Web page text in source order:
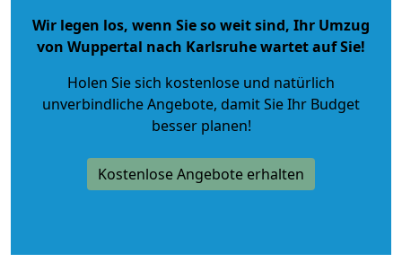
Wir legen los, wenn Sie so weit sind, Ihr Umzug
von Wuppertal nach Karlsruhe wartet auf Sie!
Holen Sie sich kostenlose und natürlich
unverbindliche Angebote, damit Sie Ihr Budget
besser planen!
Kostenlose Angebote erhalten